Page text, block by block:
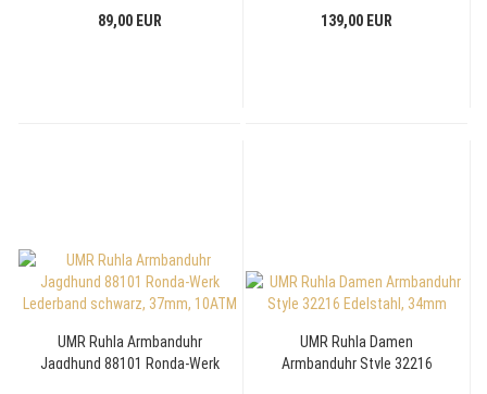
89,00 EUR
139,00 EUR
UMR Ruhla Armbanduhr
Jagdhund 88101 Ronda-Werk
UMR Ruhla Damen
Armbanduhr Style 32216